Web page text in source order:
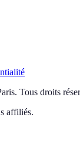
. Tous droits
affiliés.